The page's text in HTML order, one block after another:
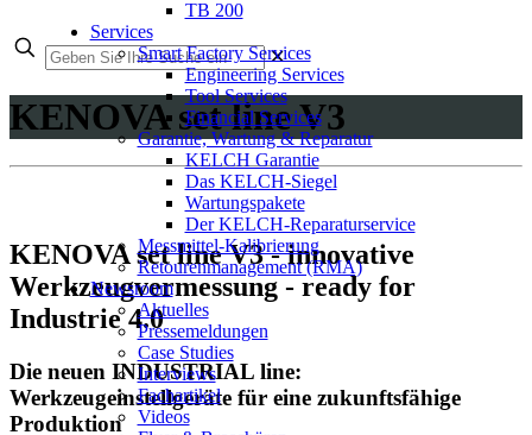
TB 200
Services
Smart Factory Services
Engineering Services
Tool Services
Financial Services
Garantie, Wartung & Reparatur
KELCH Garantie
Das KELCH-Siegel
Wartungspakete
Der KELCH-Reparaturservice
Messmittel-Kalibrierung
Retourenmanagement (RMA)
Newsroom
Aktuelles
Pressemeldungen
Case Studies
Interviews
Fachartikel
Videos
✕
KENOVA set line V3
KENOVA set line V3 - innovative
Werkzeugvermessung - ready for
Industrie 4.0
Die neuen INDUSTRIAL line:
Werkzeugeinstellgeräte für eine zukunftsfähige
Produktion